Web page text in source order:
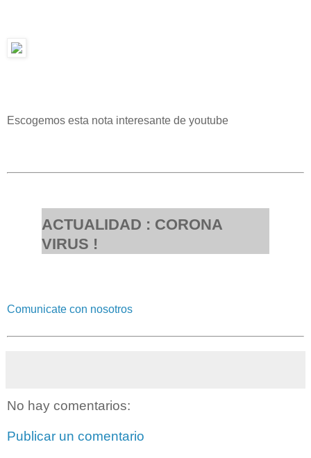
Escogemos esta nota interesante de youtube
ACTUALIDAD : CORONA
VIRUS !
Comunicate con nosotros
No hay comentarios:
Publicar un comentario